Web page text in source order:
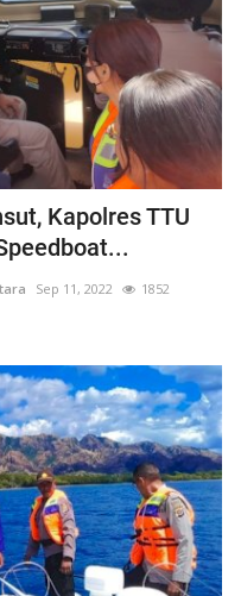
Kapolres TTU
Sep 11, 2022 1852